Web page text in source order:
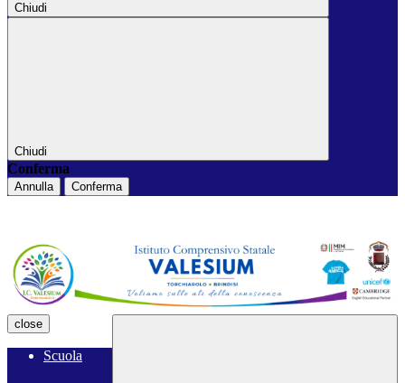
Chiudi
Chiudi
Conferma
Annulla Conferma
close
Scuola